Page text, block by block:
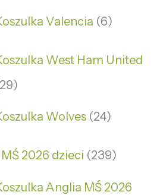
Valencia 6
West Ham United
29
Wolves 24
2026 dzieci 239
Anglia MŚ 2026